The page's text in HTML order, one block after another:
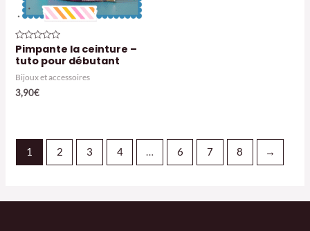
Note
0
sur
Pimpante la ceinture –
tuto pour débutant
Bijoux et accessoires
3,90€
1 2 3 4 … 6 7 8 →